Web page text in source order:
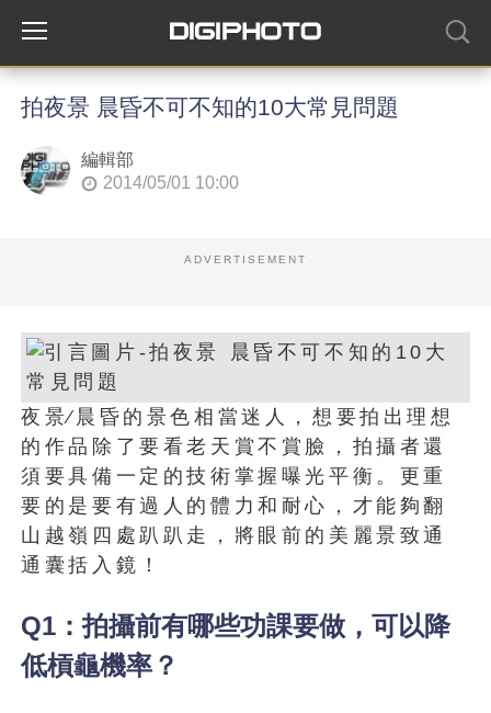
拍夜景 晨昏不可不知的10大常見問題
編輯部
2014/05/01 10:00
ADVERTISEMENT
夜景∕晨昏的景色相當迷人，想要拍出理想
的作品除了要看老天賞不賞臉，拍攝者還
須要具備一定的技術掌握曝光平衡。更重
要的是要有過人的體力和耐心，才能夠翻
山越嶺四處趴趴走，將眼前的美麗景致通
通囊括入鏡！
Q1：拍攝前有哪些功課要做，可以降
低槓龜機率？